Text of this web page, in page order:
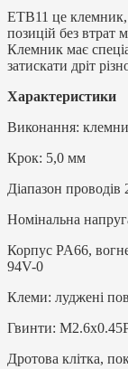
ETB11 це клемник,
позицій без втрат
Клемник має
затискати дріт
Характеристики
Виконання:
Крок: 5,0 мм
Діапазон
Номінальна
Корпус PA66,
94V-0
Клеми: луджені
Гвинти:
Дротова клітка,